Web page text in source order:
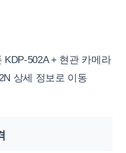
KDP-502A + 현관 카메라
상세 정보로 이동